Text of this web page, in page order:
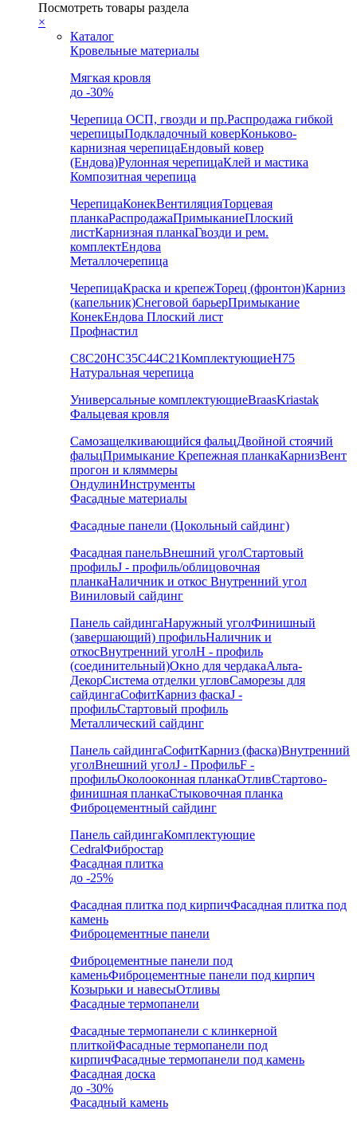
Посмотреть товары раздела
×
Каталог
Кровельные материалы
Мягкая кровля
до -30%
Черепица ОСП, гвозди и пр.Распродажа гибкой
черепицыПодкладочный коверКоньково-
карнизная черепицаЕндовый ковер
(Ендова)Рулонная черепицаКлей и мастика
Композитная черепица
ЧерепицаКонекВентиляцияТорцевая
планкаРаспродажаПримыканиеПлоский
листКарнизная планкаГвозди и рем.
комплектЕндова
Металлочерепица
ЧерепицаКраска и крепежТорец (фронтон)Карниз
(капельник)Снеговой барьерПримыкание
КонекЕндова Плоский лист
Профнастил
С8С20НС35С44С21КомплектующиеН75
Натуральная черепица
Универсальные комплектующиеBraasKriastak
Фальцевая кровля
Самозащелкивающийся фальцДвойной стоячий
фальцПримыкание Крепежная планкаКарнизВент
прогон и кляммеры
ОндулинИнструменты
Фасадные материалы
Фасадные панели (Цокольный сайдинг)
Фасадная панельВнешний уголСтартовый
профильJ - профиль/облицовочная
планкаНаличник и откос Внутренний угол
Виниловый сайдинг
Панель сайдингаНаружный уголФинишный
(завершающий) профильНаличник и
откосВнутренний уголH - профиль
(соединительный)Окно для чердакаАльта-
ДекорСистема отделки угловСаморезы для
сайдингаСофитКарниз фаскаJ -
профильСтартовый профиль
Металлический сайдинг
Панель сайдингаСофитКарниз (фаска)Внутренний
уголВнешний уголJ - ПрофильF -
профильОколооконная планкаОтливСтартово-
финишная планкаСтыковочная планка
Фиброцементный сайдинг
Панель сайдингаКомплектующие
CedralФибростар
Фасадная плитка
до -25%
Фасадная плитка под кирпичФасадная плитка под
камень
Фиброцементные панели
Фиброцементные панели под
каменьФиброцементные панели под кирпич
Козырьки и навесыОтливы
Фасадные термопанели
Фасадные термопанели с клинкерной
плиткойФасадные термопанели под
кирпичФасадные термопанели под камень
Фасадная доска
до -30%
Фасадный камень